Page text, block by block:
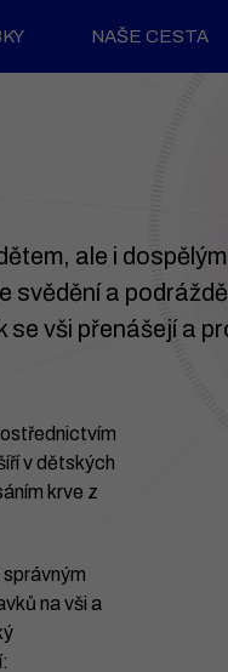
NAŠE CESTA
ale i
svědění a
vši přenášejí a
v dětských
krve z
na vši a